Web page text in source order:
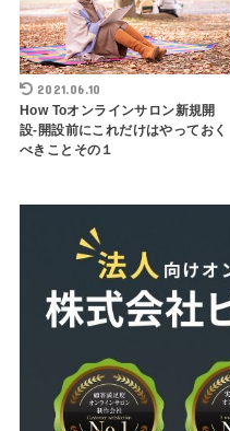
2021.06.10
How Toオンラインサロン新規開
設-開設前にこれだけはやっておく
べきことその１